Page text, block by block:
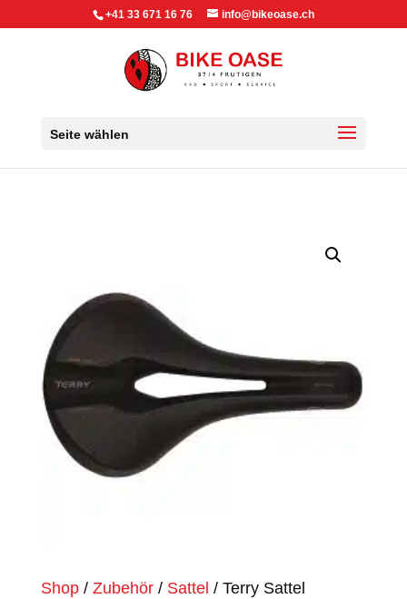
+41 33 671 16 76 info@bikeoase.ch
Seite wählen
Shop/ Zubehör/ Sattel / Terry Sattel